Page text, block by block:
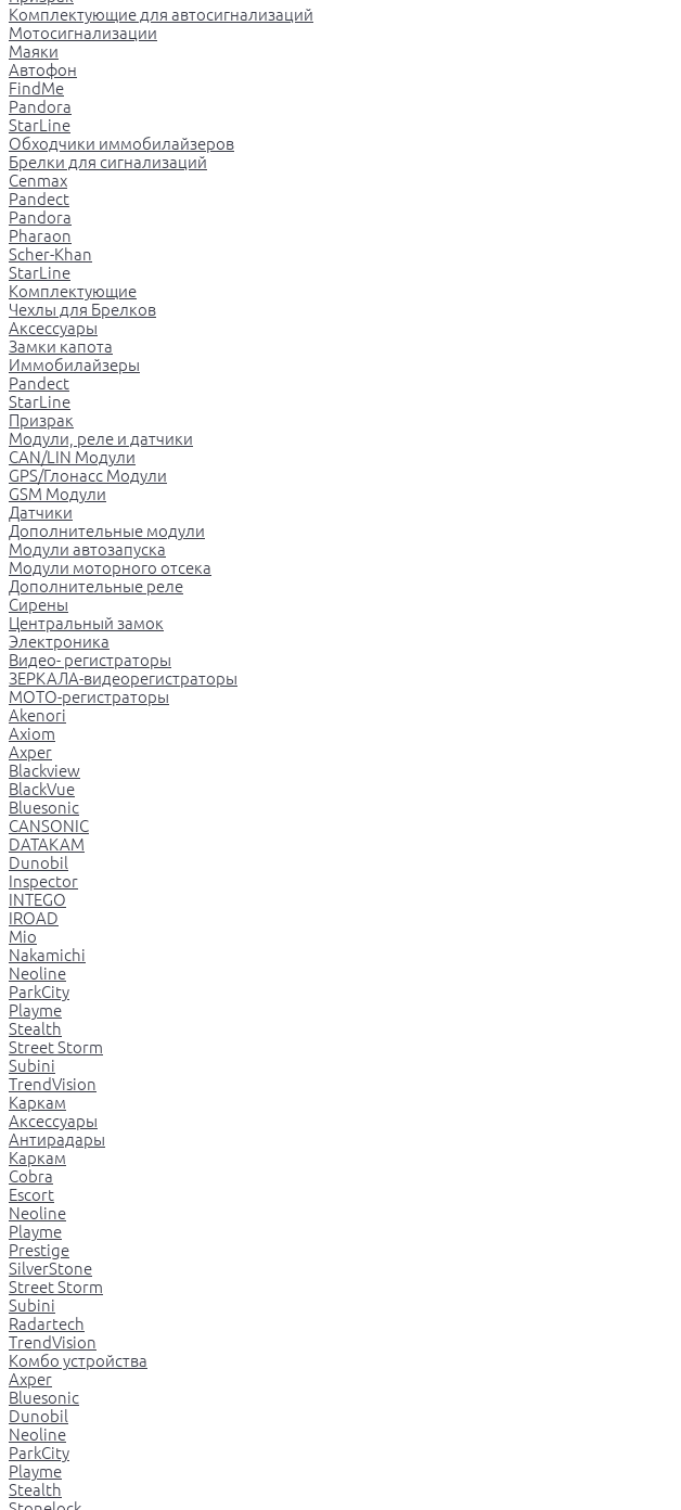
Комплектующие для автосигнализаций
Мотосигнализации
Маяки
Автофон
FindMe
Pandora
StarLine
Обходчики иммобилайзеров
Брелки для сигнализаций
Cenmax
Pandect
Pandora
Pharaon
Scher-Khan
StarLine
Комплектующие
Чехлы для Брелков
Аксессуары
Замки капота
Иммобилайзеры
Pandect
StarLine
Призрак
Модули, реле и датчики
CAN/LIN Модули
GPS/Глонасс Модули
GSM Модули
Датчики
Дополнительные модули
Модули автозапуска
Модули моторного отсека
Дополнительные реле
Сирены
Центральный замок
Электроника
Видео- регистраторы
ЗЕРКАЛА-видеорегистраторы
МОТО-регистраторы
Akenori
Axiom
Axper
Blackview
BlackVue
Bluesonic
CANSONIC
DATAKAM
Dunobil
Inspector
INTEGO
IROAD
Mio
Nakamichi
Neoline
ParkCity
Playme
Stealth
Street Storm
Subini
TrendVision
Каркам
Аксессуары
Антирадары
Каркам
Cobra
Escort
Neoline
Playme
Prestige
SilverStone
Street Storm
Subini
Radartech
TrendVision
Комбо устройства
Axper
Bluesonic
Dunobil
Neoline
ParkCity
Playme
Stealth